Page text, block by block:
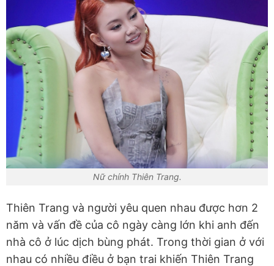
Nữ chính Thiên Trang.
Thiên Trang và người yêu quen nhau được hơn 2
năm và vấn đề của cô ngày càng lớn khi anh đến
nhà cô ở lúc dịch bùng phát. Trong thời gian ở với
nhau có nhiều điều ở bạn trai khiến Thiên Trang